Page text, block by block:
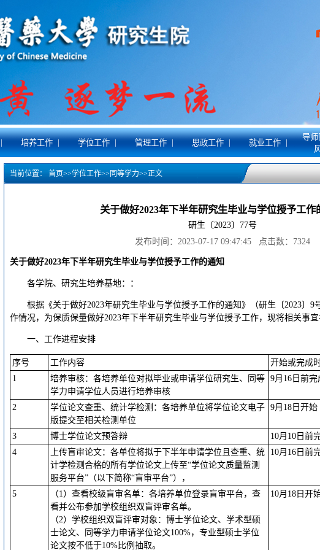
| 培养工作 | 学位工作 | 管理工作 | 思政工作 | 就业工作 |
导师
当前位置： 首页>>学位工作>> 同等学力>>正文
关于做好2023年下半年研究生毕业与学位授予工作
研生〔2023〕77号
发布时间：2023-07-17 09:47:45 点击数： 7324
关于做好2023年下半年研究生毕业与学位授予工作的通知
各学院、研究生培养基地：：
根据《关于做好2023年研究生毕业与学位授予工作的通知》（研生〔2023〕9
作情况，为保质保量做好2023年下半年研究生毕业与学位授予工作，现将相关事宜
一、工作进程安排
序号 工作内容
开始或完成
1
培养审核：各培养单位对拟毕业或申请学位研究生、同等
学力申请学位人员进行培养审核
9月16日前完
2
学位论文查重、统计学检测：各培养单位将学位论文电子
版提交至相关检测单位
9月18日开始
3 博士学位论文预答辩
10月10日前
4
上传盲审论文：各单位将拟于下半年申请学位且查重、统
计学检测合格的所有学位论文上传至“学位论文质量监测
服务平台”（以下简称“盲审平台”），
10月16日前
5
（1）查看校级盲审名单：各培养单位登录盲审平台，查
看并公布参加学校组织双盲评审名单。
（2）学校组织双盲评审对象：博士学位论文、学术型硕
士论文、同等学力申请学位论文100%，专业型硕士学位
论文按不低于10%比例抽取。
10月18日开